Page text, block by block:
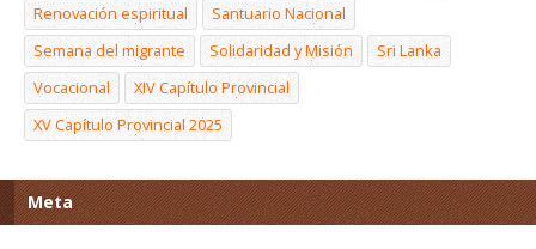
Renovación espiritual
Santuario Nacional
Semana del migrante
Solidaridad y Misión
Sri Lanka
Vocacional
XIV Capítulo Provincial
XV Capítulo Provincial 2025
Meta